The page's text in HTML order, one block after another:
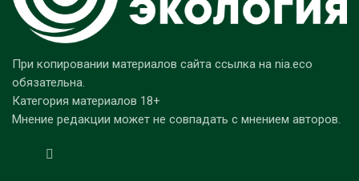
При копировании материалов сайта ссылка на nia.eco
обязательна.
Категория материалов 18+
Мнение редакции может не совпадать с мнением авторов.